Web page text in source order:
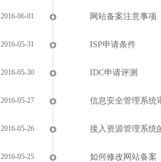
2016-06-01 网站备案注意事项
2016-05-31 ISP申请条件
2016-05-30 IDC申请评测
2016-05-27 信息安全管理系统
2016-05-26 接入资源管理系统
2016-05-25 如何修改网站备案